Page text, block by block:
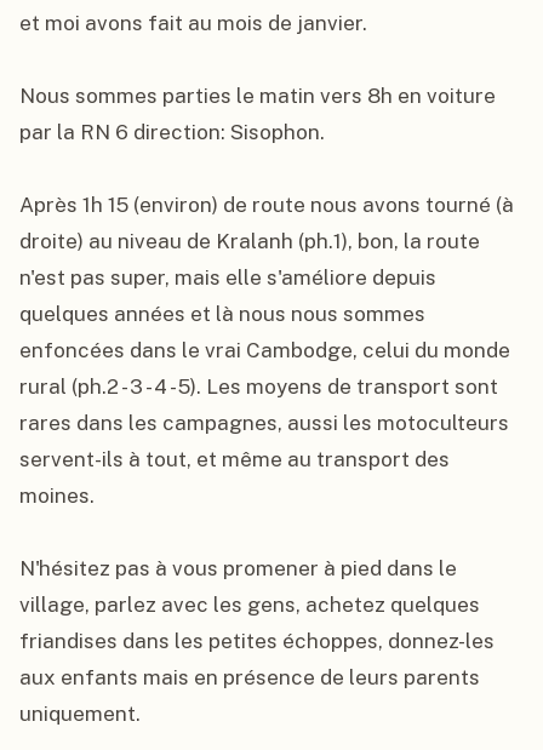
et moi avons fait au mois de janvier.
Nous sommes parties le matin vers 8h en voiture
par la RN 6 direction: Sisophon.
Après 1h 15 (environ) de route nous avons tourné (à
droite) au niveau de Kralanh (ph.1), bon, la route
n'est pas super, mais elle s'améliore depuis
quelques années et là nous nous sommes
enfoncées dans le vrai Cambodge, celui du monde
rural (ph.2 - 3 - 4 - 5). Les moyens de transport sont
rares dans les campagnes, aussi les motoculteurs
servent-ils à tout, et même au transport des
moines.
N'hésitez pas à vous promener à pied dans le
village, parlez avec les gens, achetez quelques
friandises dans les petites échoppes, donnez-les
aux enfants mais en présence de leurs parents
uniquement.